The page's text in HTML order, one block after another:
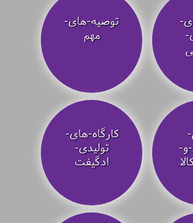
توصیه‌-های-
مهم
و-
کارگاه-های-
تولیدی-
ادگیفت